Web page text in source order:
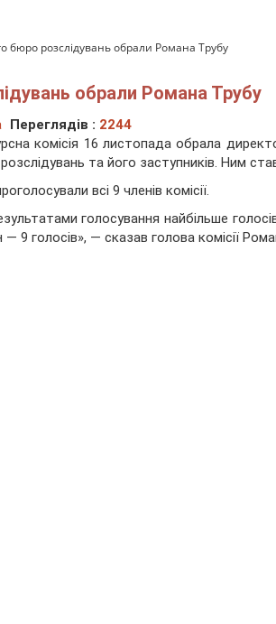
бюро розслідувань обрали Романа Трубу
обрали Романа Трубу
Переглядів : 2244
комісія 16 листопада обрала
та його заступників. Ним
всі 9 членів комісії.
голосування найбільше
9 голосів», — сказав голова комісії